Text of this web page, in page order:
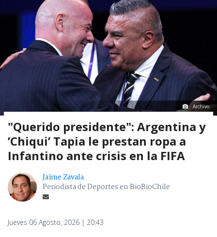
Archivo
"Querido presidente": Argentina y
’Chiqui’ Tapia le prestan ropa a
Infantino ante crisis en la FIFA
Jaime Zavala
Periodista de Deportes en BioBioChile
Jueves 06 Agosto, 2026 | 20:43